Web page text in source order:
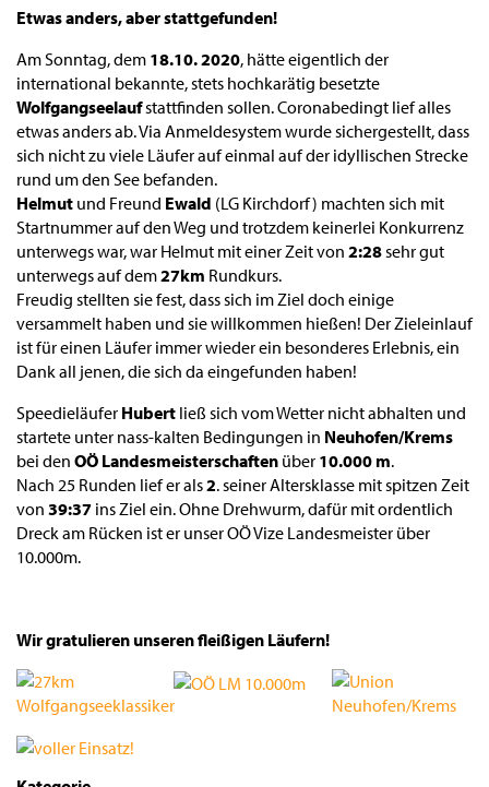
Etwas anders, aber stattgefunden!
Am Sonntag, dem 18.10. 2020, hätte eigentlich der
international bekannte, stets hochkarätig besetzte
Wolfgangseelaufstattfinden sollen. Coronabedingt lief alles
etwas anders ab. Via Anmeldesystem wurde sichergestellt, dass
sich nicht zu viele Läufer auf einmal auf der idyllischen Strecke
rund um den See befanden.
Helmut und Freund Ewald (LG Kirchdorf) machten sich mit
Startnummer auf den Weg und trotzdem keinerlei Konkurrenz
unterwegs war, war Helmut mit einer Zeit von 2:28sehr gut
unterwegs auf dem27km Rundkurs.
Freudig stellten sie fest, dass sich im Ziel doch einige
versammelt haben und sie willkommen hießen! Der Zieleinlauf
ist für einen Läufer immer wieder ein besonderes Erlebnis, ein
Dank all jenen, die sich da eingefunden haben!
Speedieläufer Hubert ließ sich vom Wetter nicht abhalten und
startete unter nass-kalten Bedingungen in Neuhofen/Krems
bei den OÖ Landesmeisterschaften über 10.000 m.
Nach 25 Runden lief er als2. seiner Altersklasse mit spitzen Zeit
von 39:37 ins Ziel ein. Ohne Drehwurm, dafür mit ordentlich
Dreck am Rücken ist er unser OÖ Vize Landesmeister über
10.000m.
Wir gratulieren unseren fleißigen Läufern!